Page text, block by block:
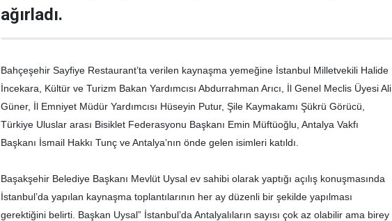
ağırladı.
Bahçeşehir Sayfiye Restaurant’ta verilen kaynaşma yemeğine İstanbul Milletvekili Halide
İncekara, Kültür ve Turizm Bakan Yardımcısı Abdurrahman Arıcı, İl Genel Meclis Üyesi Ali
Güner, İl Emniyet Müdür Yardımcısı Hüseyin Putur, Şile Kaymakamı Şükrü Görücü,
Türkiye Uluslar arası Bisiklet Federasyonu Başkanı Emin Müftüoğlu, Antalya Vakfı
Başkanı İsmail Hakkı Tunç ve Antalya’nın önde gelen isimleri katıldı.
Başakşehir Belediye Başkanı Mevlüt Uysal ev sahibi olarak yaptığı açılış konuşmasında
İstanbul’da yapılan kaynaşma toplantılarının her ay düzenli bir şekilde yapılması
gerektiğini belirti. Başkan Uysal” İstanbul’da Antalyalıların sayısı çok az olabilir ama birey